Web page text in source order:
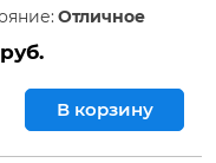
Отличное
В корзину